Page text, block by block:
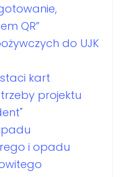
QR”
do UJK
kart
projektu
i opadu